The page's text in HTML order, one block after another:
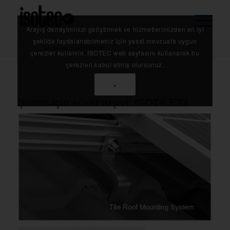
Anasayfa
Arayış deneyiminizi geliştirmek ve hizmetlerimizden en iyi
şekilde faydalanabilmeniz için yasal mevzuata uygun
çerezler kullanılır. ISOTEC web sayfasını kullanarak bu
çerezleri kabul etmiş olursunuz.
×